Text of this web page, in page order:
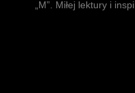
„M”. Miłej lektury i